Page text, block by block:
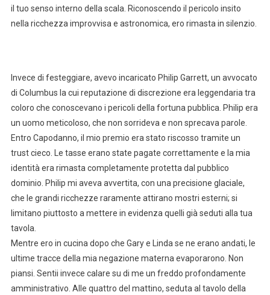
il tuo senso interno della scala. Riconoscendo il pericolo insito
nella ricchezza improvvisa e astronomica, ero rimasta in silenzio.
Invece di festeggiare, avevo incaricato Philip Garrett, un avvocato
di Columbus la cui reputazione di discrezione era leggendaria tra
coloro che conoscevano i pericoli della fortuna pubblica. Philip era
un uomo meticoloso, che non sorrideva e non sprecava parole.
Entro Capodanno, il mio premio era stato riscosso tramite un
trust cieco. Le tasse erano state pagate correttamente e la mia
identità era rimasta completamente protetta dal pubblico
dominio. Philip mi aveva avvertita, con una precisione glaciale,
che le grandi ricchezze raramente attirano mostri esterni; si
limitano piuttosto a mettere in evidenza quelli già seduti alla tua
tavola.
Mentre ero in cucina dopo che Gary e Linda se ne erano andati, le
ultime tracce della mia negazione materna evaporarono. Non
piansi. Sentii invece calare su di me un freddo profondamente
amministrativo. Alle quattro del mattino, seduta al tavolo della